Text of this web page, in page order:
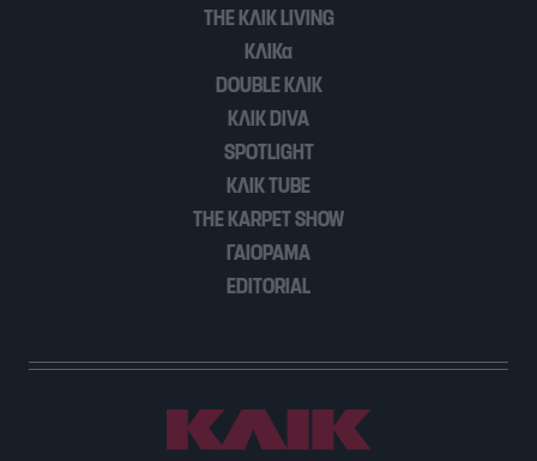
THE ΚΛΙΚ LIVING
ΚΛΙΚα
DOUBLE ΚΛΙΚ
ΚΛΙΚ DIVA
SPOTLIGHT
ΚΛΙΚ TUBE
THE KARPET SHOW
ΓΑΙΟΡΑΜΑ
EDITORIAL